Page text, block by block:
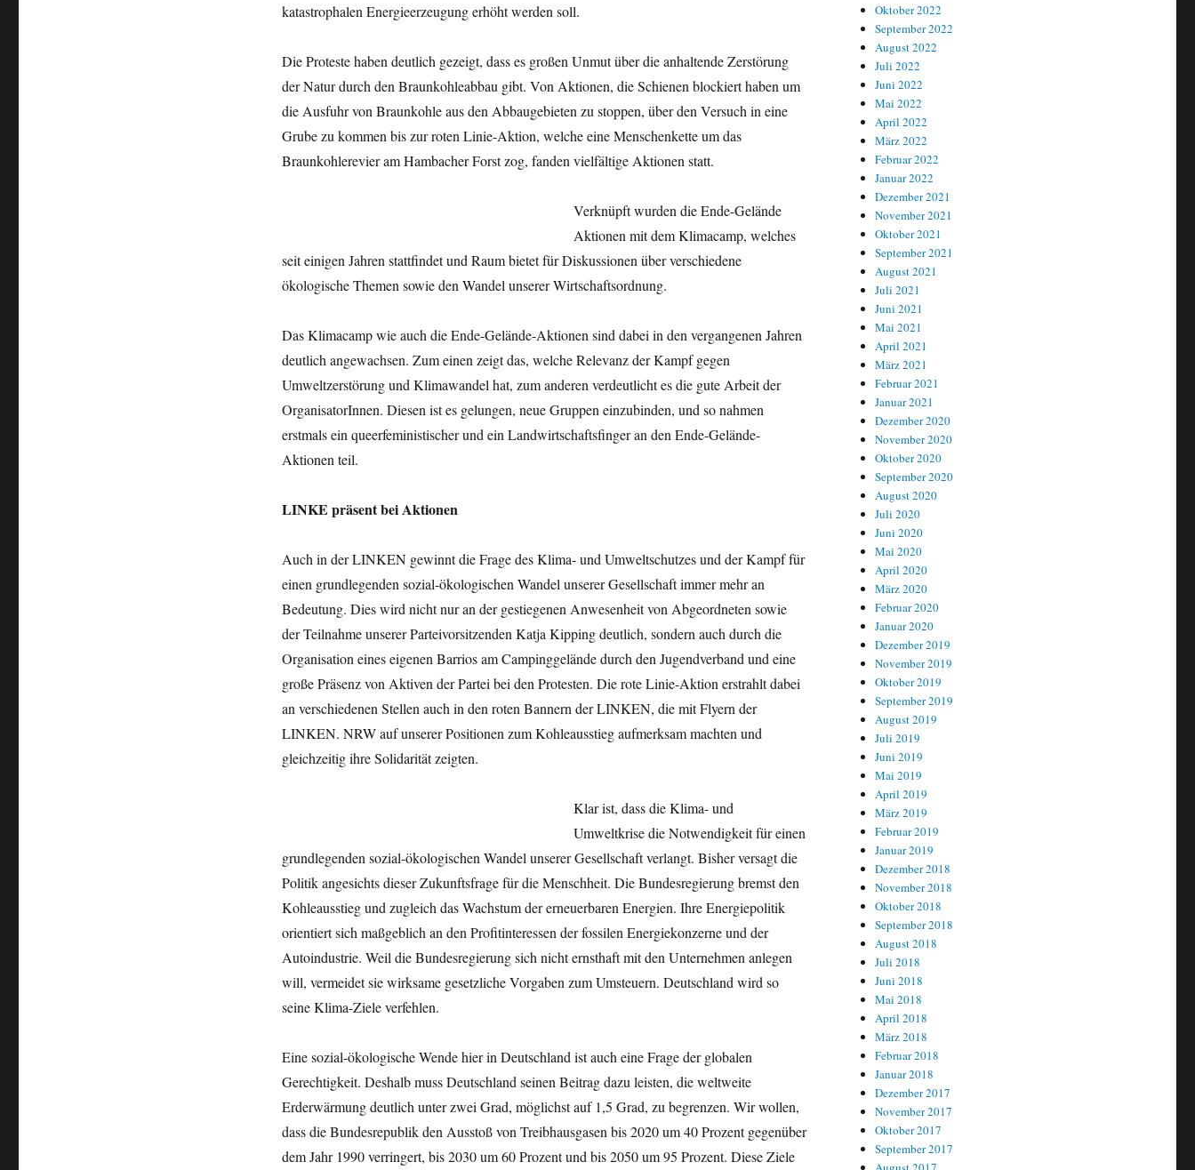
katastrophalen Energieerzeugung erhöht werden soll.
Die Proteste haben deutlich gezeigt, dass es großen Unmut über die anhaltende Zerstörung
der Natur durch den Braunkohleabbau gibt. Von Aktionen, die Schienen blockiert haben um
die Ausfuhr von Braunkohle aus den Abbaugebieten zu stoppen, über den Versuch in eine
Grube zu kommen bis zur roten Linie-Aktion, welche eine Menschenkette um das
Braunkohlerevier am Hambacher Forst zog, fanden vielfältige Aktionen statt.
Verknüpft wurden die Ende-Gelände
Aktionen mit dem Klimacamp, welches
seit einigen Jahren stattfindet und Raum bietet für Diskussionen über verschiedene
ökologische Themen sowie den Wandel unserer Wirtschaftsordnung.
Das Klimacamp wie auch die Ende-Gelände-Aktionen sind dabei in den vergangenen Jahren
deutlich angewachsen. Zum einen zeigt das, welche Relevanz der Kampf gegen
Umweltzerstörung und Klimawandel hat, zum anderen verdeutlicht es die gute Arbeit der
OrganisatorInnen. Diesen ist es gelungen, neue Gruppen einzubinden, und so nahmen
erstmals ein queerfeministischer und ein Landwirtschaftsfinger an den Ende-Gelände-
Aktionen teil.
LINKE präsent bei Aktionen
Auch in der LINKEN gewinnt die Frage des Klima- und Umweltschutzes und der Kampf für
einen grundlegenden sozial-ökologischen Wandel unserer Gesellschaft immer mehr an
Bedeutung. Dies wird nicht nur an der gestiegenen Anwesenheit von Abgeordneten sowie
der Teilnahme unserer Parteivorsitzenden Katja Kipping deutlich, sondern auch durch die
Organisation eines eigenen Barrios am Campinggelände durch den Jugendverband und eine
große Präsenz von Aktiven der Partei bei den Protesten. Die rote Linie-Aktion erstrahlt dabei
an verschiedenen Stellen auch in den roten Bannern der LINKEN, die mit Flyern der
LINKEN. NRW auf unserer Positionen zum Kohleausstieg aufmerksam machten und
gleichzeitig ihre Solidarität zeigten.
Klar ist, dass die Klima- und
Umweltkrise die Notwendigkeit für einen
grundlegenden sozial-ökologischen Wandel unserer Gesellschaft verlangt. Bisher versagt die
Politik angesichts dieser Zukunftsfrage für die Menschheit. Die Bundesregierung bremst den
Kohleausstieg und zugleich das Wachstum der erneuerbaren Energien. Ihre Energiepolitik
orientiert sich maßgeblich an den Profitinteressen der fossilen Energiekonzerne und der
Autoindustrie. Weil die Bundesregierung sich nicht ernsthaft mit den Unternehmen anlegen
will, vermeidet sie wirksame gesetzliche Vorgaben zum Umsteuern. Deutschland wird so
seine Klima-Ziele verfehlen.
Eine sozial-ökologische Wende hier in Deutschland ist auch eine Frage der globalen
Gerechtigkeit. Deshalb muss Deutschland seinen Beitrag dazu leisten, die weltweite
Erderwärmung deutlich unter zwei Grad, möglichst auf 1,5 Grad, zu begrenzen. Wir wollen,
dass die Bundesrepublik den Ausstoß von Treibhausgasen bis 2020 um 40 Prozent gegenüber
dem Jahr 1990 verringert, bis 2030 um 60 Prozent und bis 2050 um 95 Prozent. Diese Ziele
Oktober 2022
September 2022
August 2022
Juli 2022
Juni 2022
Mai 2022
April 2022
März 2022
Februar 2022
Januar 2022
Dezember 2021
November 2021
Oktober 2021
September 2021
August 2021
Juli 2021
Juni 2021
Mai 2021
April 2021
März 2021
Februar 2021
Januar 2021
Dezember 2020
November 2020
Oktober 2020
September 2020
August 2020
Juli 2020
Juni 2020
Mai 2020
April 2020
März 2020
Februar 2020
Januar 2020
Dezember 2019
November 2019
Oktober 2019
September 2019
August 2019
Juli 2019
Juni 2019
Mai 2019
April 2019
März 2019
Februar 2019
Januar 2019
Dezember 2018
November 2018
Oktober 2018
September 2018
August 2018
Juli 2018
Juni 2018
Mai 2018
April 2018
März 2018
Februar 2018
Januar 2018
Dezember 2017
November 2017
Oktober 2017
September 2017